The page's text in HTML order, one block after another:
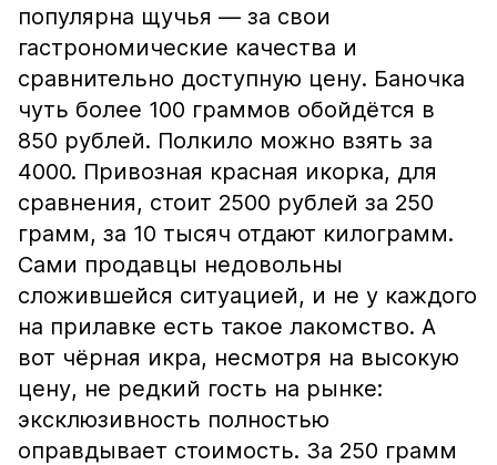
популярна щучья — за свои
гастрономические качества и
сравнительно доступную цену. Баночка
чуть более 100 граммов обойдётся в
850 рублей. Полкило можно взять за
4000. Привозная красная икорка, для
сравнения, стоит 2500 рублей за 250
грамм, за 10 тысяч отдают килограмм.
Сами продавцы недовольны
сложившейся ситуацией, и не у каждого
на прилавке есть такое лакомство. А
вот чёрная икра, несмотря на высокую
цену, не редкий гость на рынке:
эксклюзивность полностью
оправдывает стоимость. За 250 грамм